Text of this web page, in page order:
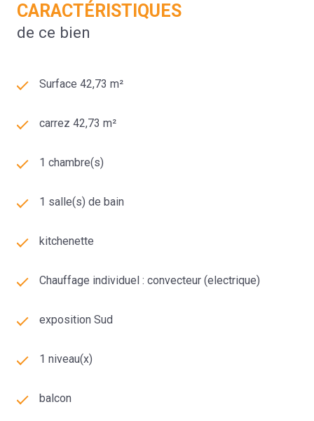
CARACTÉRISTIQUES
de ce bien
Surface 42,73 m²
carrez 42,73 m²
1 chambre(s)
1 salle(s) de bain
kitchenette
Chauffage individuel : convecteur (electrique)
exposition Sud
1 niveau(x)
balcon